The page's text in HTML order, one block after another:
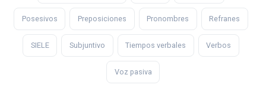
Posesivos Preposiciones Pronombres Refranes
SIELE Subjuntivo Tiempos verbales Verbos
Voz pasiva